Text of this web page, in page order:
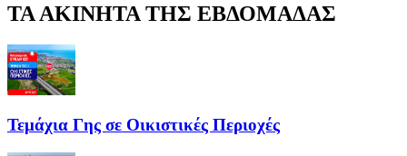
ΤΑ ΑΚΙΝΗΤΑ ΤΗΣ ΕΒΔΟΜΑΔΑΣ
Τεμάχια Γης σε Οικιστικές Περιοχές